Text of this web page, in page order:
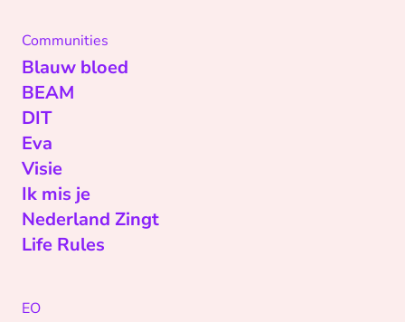
Communities
Blauw bloed
BEAM
DIT
Eva
Visie
Ik mis je
Nederland Zingt
Life Rules
EO